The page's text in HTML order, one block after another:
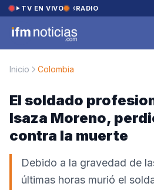
Saltar al contenido
TV EN VIVO RADIO
Inicio Colombia
El soldado
Isaza Moreno,
contra la muerte
Debido a la gravedad de
últimas horas murió el